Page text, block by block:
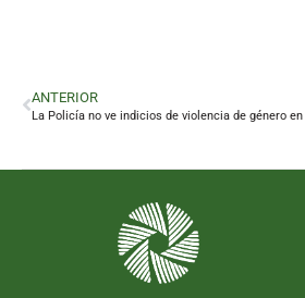
ANTERIOR